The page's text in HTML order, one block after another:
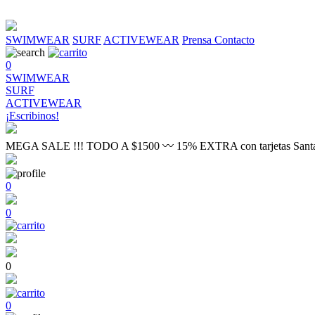
SWIMWEAR SURF ACTIVEWEAR Prensa Contacto
0
SWIMWEAR
SURF
ACTIVEWEAR
¡Escribinos!
MEGA SALE !!! TODO A $1500 〰 15% EXTRA con tarjetas
0
0
0
0